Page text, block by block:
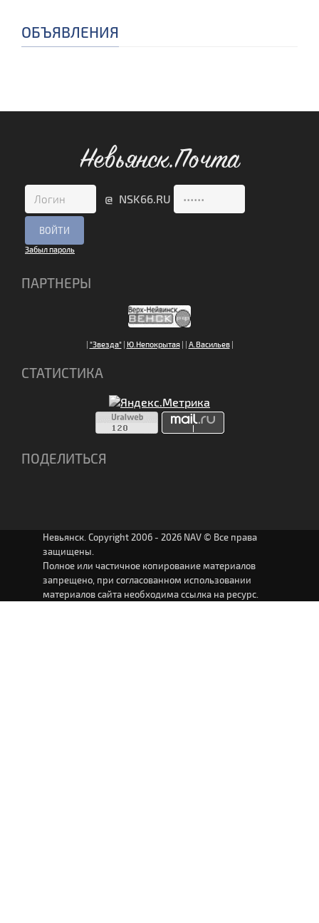
ОБЪЯВЛЕНИЯ
Невьянск.Почта
@ NSK66.RU
Забыл пароль
ПАРТНЕРЫ
| "Звезда"| Ю.Непокрытая| | А.Васильев|
СТАТИСТИКА
ПОДЕЛИТЬСЯ
Невьянск. Copyright 2006 - 2026 NAV © Все права
защищены.
Полное или частичное копирование материалов
запрещено, при согласованном использовании
материалов сайта необходима ссылка на ресурс.